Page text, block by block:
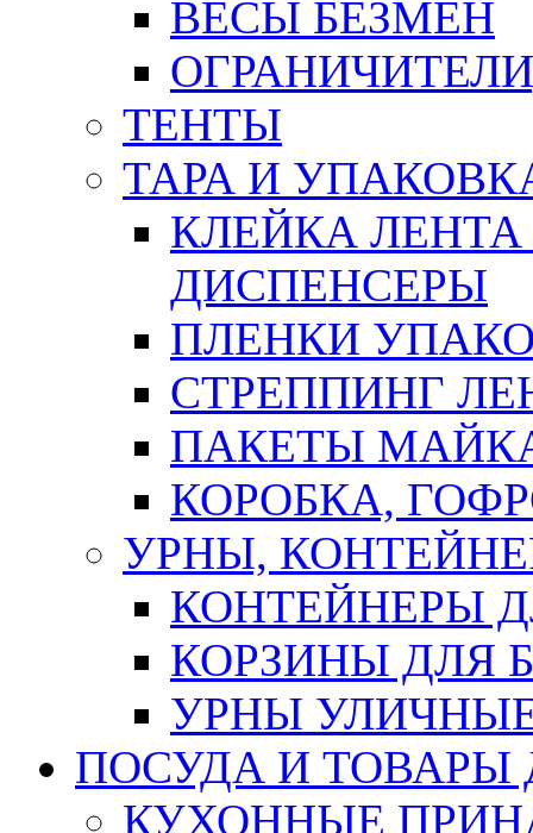
ВЕСЫ БЕЗМЕН
ТЕНТЫ
ТАРА И
КЛЕЙКА
ДИСПЕНСЕРЫ
ПЛЕНКИ
СТРЕППИНГ
ПАКЕТЫ
КОРОБКА,
УРНЫ,
КОНТЕЙНЕРЫ
КОРЗИНЫ ДЛЯ
УРНЫ
ПОСУДА И ТОВАРЫ
КУХОННЫЕ